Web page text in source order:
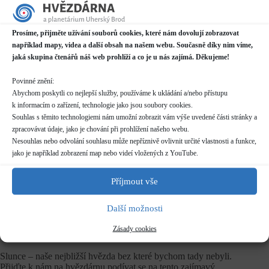
Prosíme, přijměte užívání souborů cookies, které nám dovolují zobrazovat
například mapy, videa a další obsah na našem webu. Současně díky nim víme,
jaká skupina čtenářů náš web prohlíží a co je u nás zajímá. Děkujeme!
Povinné znění:
Abychom poskytli co nejlepší služby, používáme k ukládání a/nebo přístupu
k informacím o zařízení, technologie jako jsou soubory cookies.
Souhlas s těmito technologiemi nám umožní zobrazit vám výše uvedené části stránky a
zpracovávat údaje, jako je chování při prohlížení našeho webu.
Nesouhlas nebo odvolání souhlasu může nepříznivě ovlivnit určité vlastnosti a funkce,
jako je například zobrazení map nebo videí vložených z YouTube.
Příjmout vše
Další možnosti
Zásady cookies
Datum / čas
22.06.2025
14:00 - 18:00
Hvězdárna
Prakšická 2222, Uherský Brod
Další informace o dostupnosti a parkování
Kategorie
Pravidelné akce
Rezervace
Slunce – naše nejbližší hvězda bez které bychom tady nebyli.
Přijďte k nám na hvězdárnu podívat se na tento zajímavý